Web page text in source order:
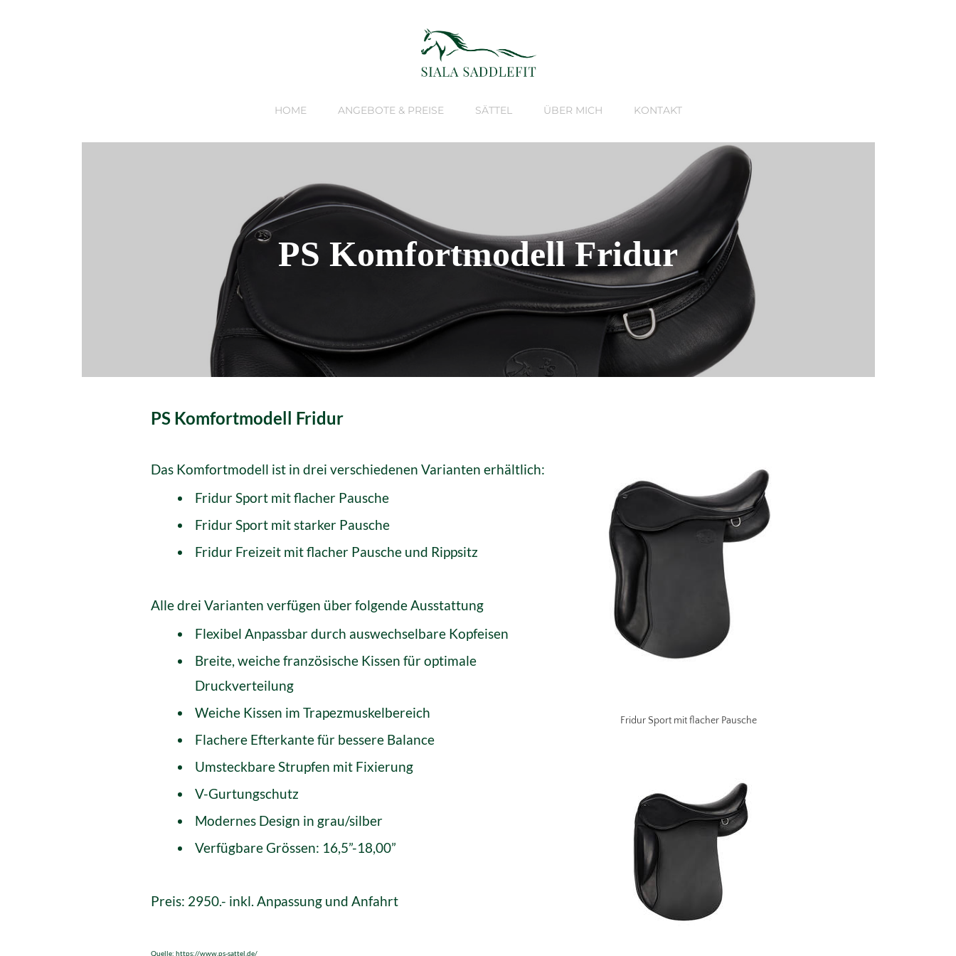
HOME ANGEBOTE & PREISE SÄTTEL ÜBER MICH KONTAKT
PS Komfortmodell Fridur
PS Komfortmodell Fridur
Das Komfortmodell ist in drei verschiedenen Varianten erhältlich:
Fridur Sport mit flacher Pausche
Fridur Sport mit starker Pausche
Fridur Freizeit mit flacher Pausche und Rippsitz
Alle drei Varianten verfügen über folgende Ausstattung
Flexibel Anpassbar durch auswechselbare Kopfeisen
Breite, weiche französische Kissen für optimale
Druckverteilung
Weiche Kissen im Trapezmuskelbereich
Flachere Efterkante für bessere Balance
Umsteckbare Strupfen mit Fixierung
V-Gurtungschutz
Modernes Design in grau/silber
Verfügbare Grössen: 16,5”-18,00”
Preis: 2950.- inkl. Anpassung und Anfahrt
Quelle: https://www.ps-sattel.de/
Fridur Sport mit flacher Pausche